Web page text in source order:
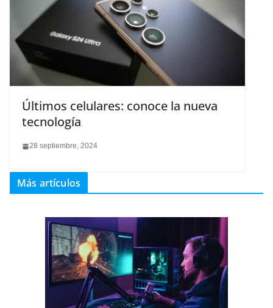
Últimos celulares: conoce la nueva
tecnología
28 septiembre, 2024
Más artículos